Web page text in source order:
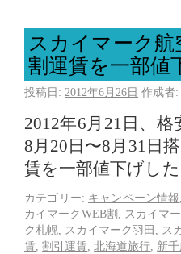
スカイマーク
割運賃を一部値
投稿日: 2012年6月26日 作成者:
2012年6月21日、
8月20日〜8月31日
賃を一部値下げし
カテゴリー: キャンペーン情報
カイマークWEB割
スカイマ
ク札幌
スカイマーク羽田 ス
賃 ,割引運賃 ,北海道旅行 新